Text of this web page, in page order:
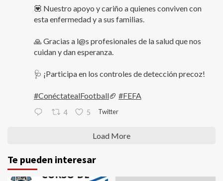
💟 Nuestro apoyo y cariño a quienes conviven con
esta enfermedad y a sus familias.
🙏 Gracias a l@s profesionales de la salud que nos
cuidan y dan esperanza.
🩺 ¡Participa en los controles de detección precoz!
#ConéctatealFootball🏈 #FEFA
4 5 Twitter
Load More
Te pueden interesar